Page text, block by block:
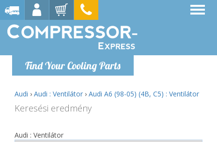
Find Your Cooling Parts
Audi › Audi : Ventilátor › Audi A6 (98-05) (4B, C5) : Ventilátor
Keresési eredmény
Audi : Ventilátor